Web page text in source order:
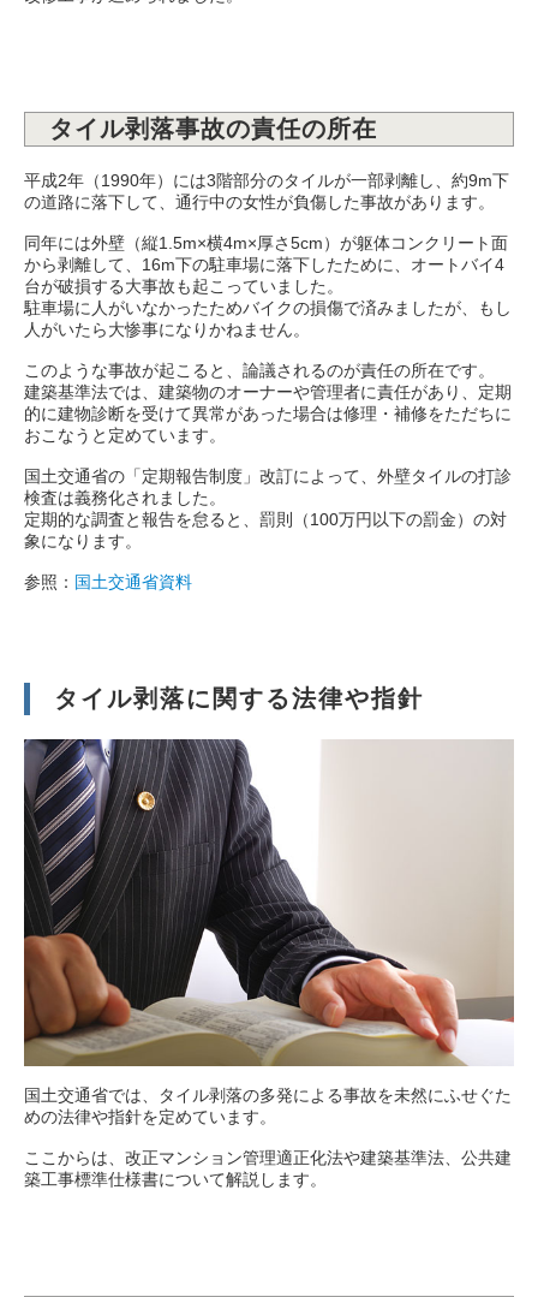
タイル剥落事故の責任の所在
平成2年（1990年）には3階部分のタイルが一部剥離し、約9m下
の道路に落下して、通行中の女性が負傷した事故があります。
同年には外壁（縦1.5m×横4m×厚さ5cm）が躯体コンクリート面
から剥離して、16m下の駐車場に落下したために、オートバイ4
台が破損する大事故も起こっていました。
駐車場に人がいなかったためバイクの損傷で済みましたが、もし
人がいたら大惨事になりかねません。
このような事故が起こると、論議されるのが責任の所在です。
建築基準法では、建築物のオーナーや管理者に責任があり、定期
的に建物診断を受けて異常があった場合は修理・補修をただちに
おこなうと定めています。
国土交通省の「定期報告制度」改訂によって、外壁タイルの打診
検査は義務化されました。
定期的な調査と報告を怠ると、罰則（100万円以下の罰金）の対
象になります。
参照： 国土交通省資料
タイル剥落に関する法律や指針
国土交通省では、タイル剥落の多発による事故を未然にふせぐた
めの法律や指針を定めています。
ここからは、改正マンション管理適正化法や建築基準法、公共建
築工事標準仕様書について解説します。